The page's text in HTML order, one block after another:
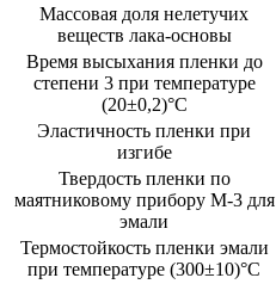
Массовая доля нелетучих
веществ лака-основы
Время высыхания пленки до
степени 3 при температуре
(20±0,2)°C
Эластичность пленки при
изгибе
Твердость пленки по
маятниковому прибору М-3 для
эмали
Термостойкость пленки эмали
при температуре (300±10)°C